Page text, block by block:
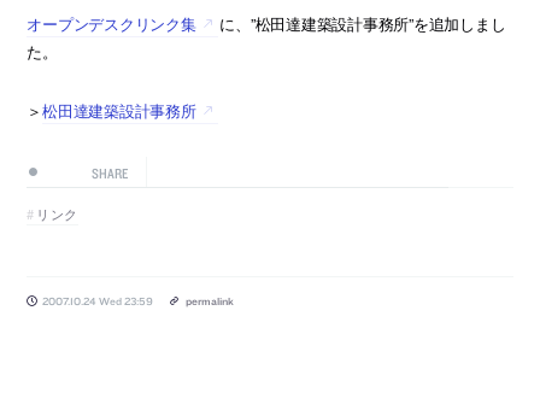
オープンデスクリンク集
に、”松田達建築設計事務所”を追加しまし
た。
＞松田達建築設計事務所
SHARE
リンク
2007.10.24 Wed 23:59 permalink